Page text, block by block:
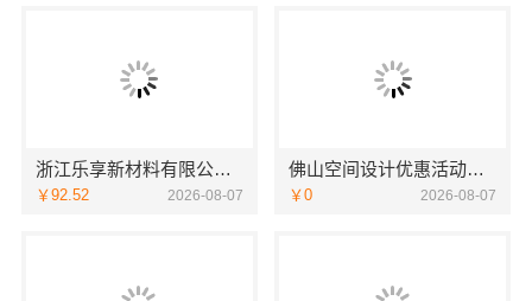
浙江乐享新材料有限公司：性价比房子整装空间布局上门服务
￥92.52 2026-08-07
佛山空间设计优惠活动售后无忧，广东鼎饰空间装饰工程有限公司
￥0 2026-08-07